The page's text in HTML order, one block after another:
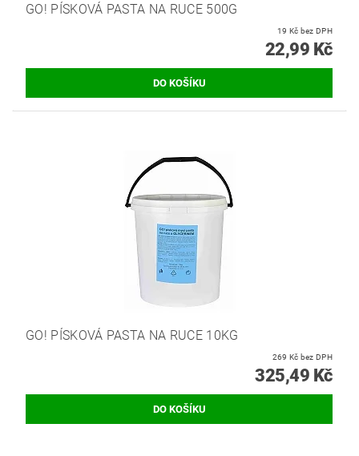
GO! PÍSKOVÁ PASTA NA RUCE 500G
19 Kč bez DPH
22,99 Kč
GO! PÍSKOVÁ PASTA NA RUCE 10KG
269 Kč bez DPH
325,49 Kč